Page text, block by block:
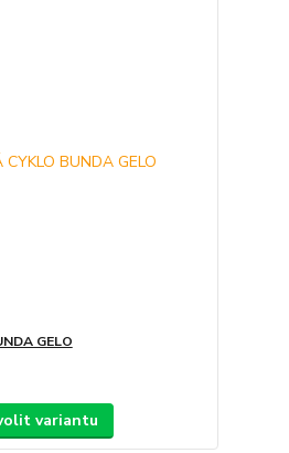
GELO
variantu